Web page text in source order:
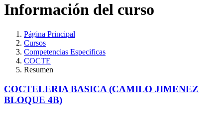
Información del curso
Página Principal
Cursos
Competencias Especificas
COCTE
Resumen
COCTELERIA BASICA (CAMILO JIMENEZ
BLOQUE 4B)